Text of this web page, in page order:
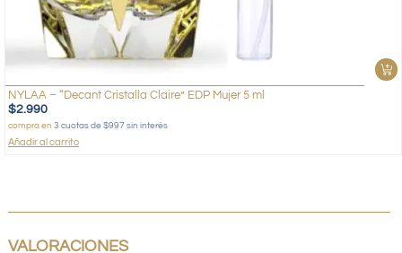
NYLAA – “Decant Cristalla Claire” EDP Mujer 5 ml
$2.990
compra en 3 cuotas de $997 sin interés
Añadir al carrito
VALORACIONES